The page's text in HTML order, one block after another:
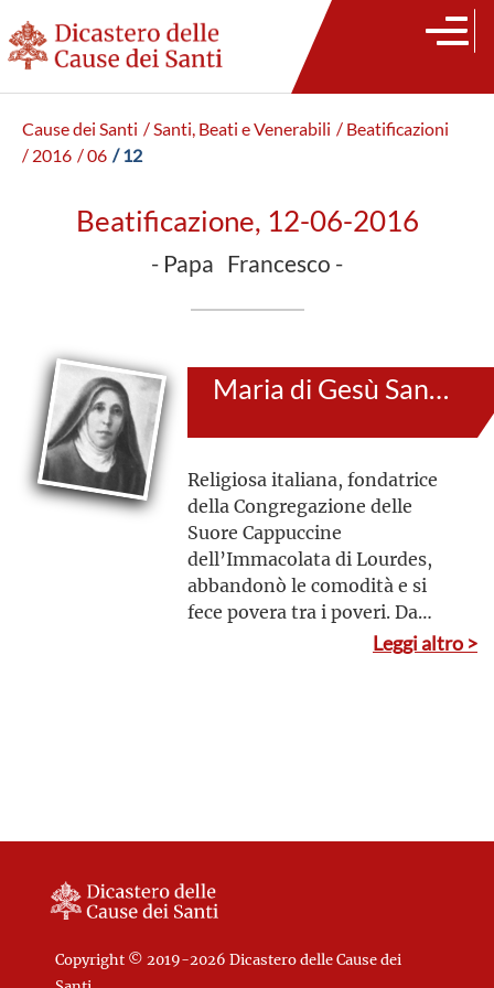
Cause dei Santi / Santi, Beati e Venerabili / Beatificazioni
/ 2016 / 06 / 12
Beatificazione, 12-06-2016
- Papa Francesco -
Maria di Gesù Santocanale
Religiosa italiana, fondatrice
della Congregazione delle
Suore Cappuccine
dell’Immacolata di Lourdes,
abbandonò le comodità e si
fece povera tra i poveri. Da
Leggi altro >
Copyright © 2019-2026 Dicastero delle Cause dei